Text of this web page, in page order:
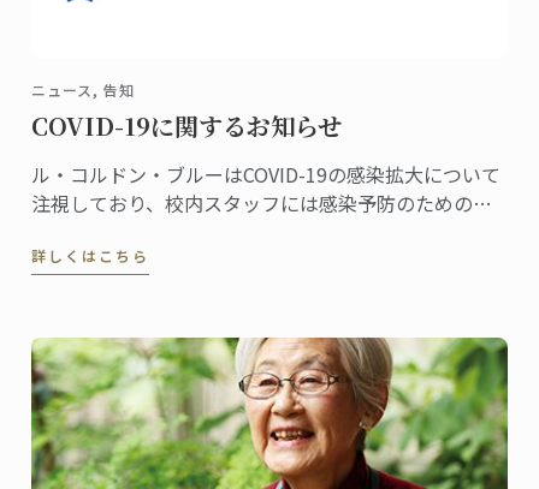
ニュース, 告知
COVID-19に関するお知らせ
ル・コルドン・ブルーはCOVID-19の感染拡大について
注視しており、校内スタッフには感染予防のための対
は新型コロナウイルス感染症のことです。潜伏期間は2
詳しくはこちら